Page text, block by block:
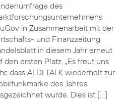
des
in Zusammenarbeit mit der
und Finanzzeitung
in diesem Jahr erneut
den ersten Platz. „Es freut uns
dass ALDI TALK wiederholt zur
des Jahres
wurde. Dies ist […]